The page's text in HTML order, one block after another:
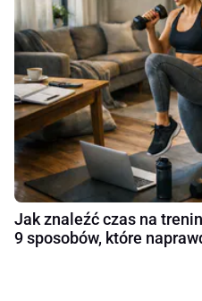
Jak znaleźć czas na
9 sposobów, które